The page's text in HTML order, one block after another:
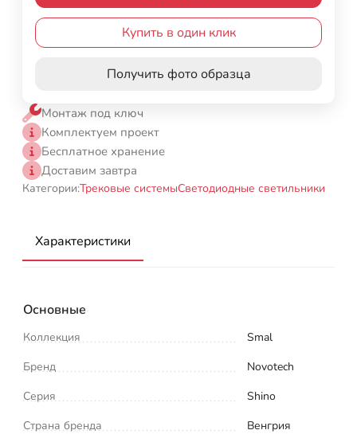
Купить в один клик
Получить фото образца
Монтаж под ключ
Комплектуем проект
Бесплатное хранение
Доставим завтра
Категории:Трековые системыСветодиодные светильники
Характеристики
Основные
Коллекция
Smal
Бренд
Novotech
Серия
Shino
Страна бренда
Венгрия